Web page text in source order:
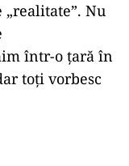
„realitate”. Nu
într-o țară în
toți vorbesc